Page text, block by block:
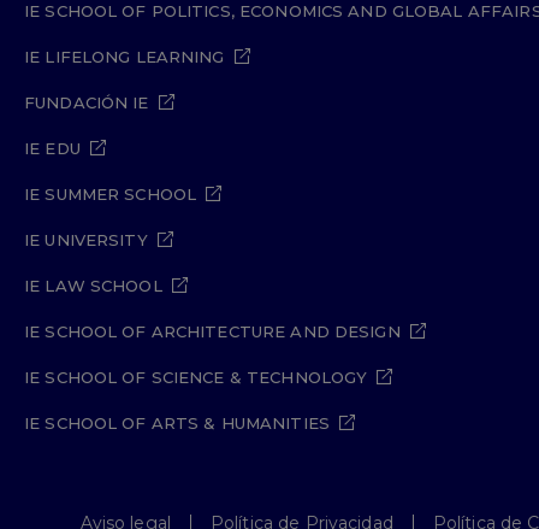
IE SCHOOL OF POLITICS, ECONOMICS AND GLOBAL
IE LIFELONG LEARNING
FUNDACIÓN IE
IE EDU
IE SUMMER SCHOOL
IE UNIVERSITY
IE LAW SCHOOL
IE SCHOOL OF ARCHITECTURE AND DESIGN
IE SCHOOL OF SCIENCE & TECHNOLOGY
IE SCHOOL OF ARTS & HUMANITIES
Aviso legal Política de Privacidad
Política de